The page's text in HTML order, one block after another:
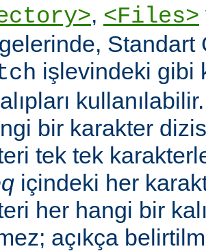
, <Files>
Standart
işlevindeki gibi
bir karakter
tek tek
içindeki her
her hangi bir
açıkça